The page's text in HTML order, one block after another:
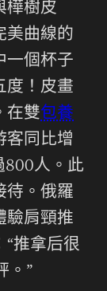
樺樹皮
美曲線的
一個杯子
度！皮畫
在雙包養
客同比增
800人。此
待。俄羅
驗肩頸推
“推拿后很
。”